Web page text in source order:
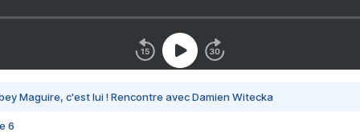
Maguire, c'est lui ! Rencontre avec Damien Witecka
6